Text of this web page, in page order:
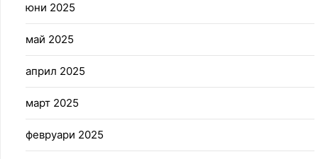
юни 2025
май 2025
април 2025
март 2025
февруари 2025